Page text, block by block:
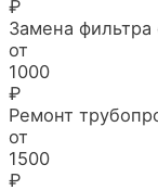
₽
Замена фильтра
от
1000
₽
Ремонт
от
1500
₽